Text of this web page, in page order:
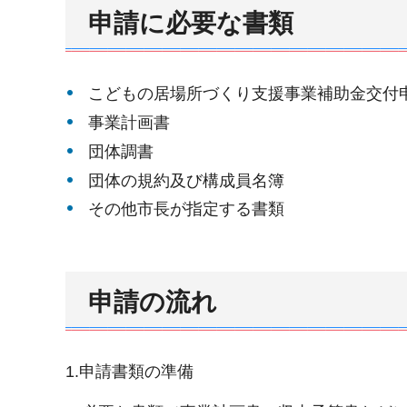
申請に必要な書類
こどもの居場所づくり支援事業補助金交付
事業計画書
団体調書
団体の規約及び構成員名簿
その他市長が指定する書類
申請の流れ
1.申請書類の準備